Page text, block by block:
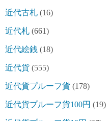
近代古札 (16)
近代札 (661)
近代絵銭 (18)
近代貨 (555)
近代貨プルーフ貨 (178)
近代貨プルーフ貨100円 (19)